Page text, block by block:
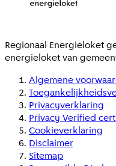
Regionaal Energieloket
energieloket van
Algemene
Privacyverklaring
Privacy Verified
Cookieverklaring
Disclaimer
Sitemap